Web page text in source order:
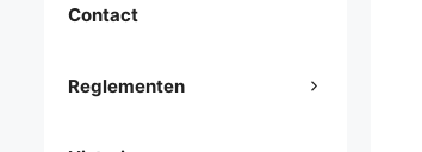
Contact
Reglementen